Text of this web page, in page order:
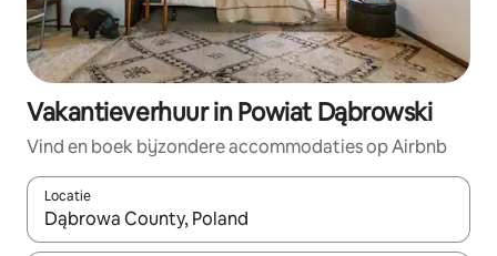
Vakantieverhuur in Powiat Dąbrowski
Vind en boek bijzondere accommodaties op Airbnb
Locatie
Wanneer er suggesties beschikbaar zijn, maak je een keuze